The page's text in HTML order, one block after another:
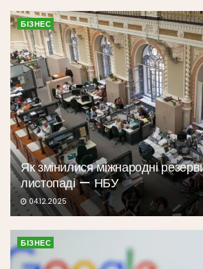
БІЗНЕС
Як змінилися міжнародні
листопаді — НБУ
04.12.2025
БІЗНЕС